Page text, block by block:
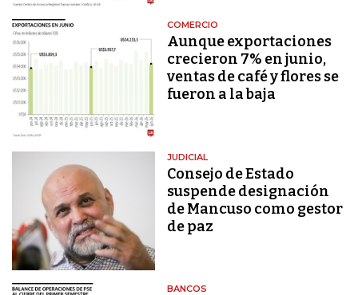
COMERCIO
Aunque exportaciones
crecieron 7% en junio,
ventas de café y flores se
fueron a la baja
JUDICIAL
Consejo de Estado
suspende designación
de Mancuso como gestor
de paz
BANCOS